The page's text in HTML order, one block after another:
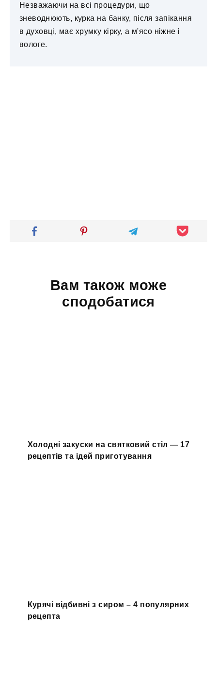
Незважаючи на всі процедури, що
зневоднюють, курка на банку, після запікання
в духовці, має хрумку кірку, а м'ясо ніжне і
вологе.
Вам також може
сподобатися
Холодні закуски на святковий стіл — 17
рецептів та ідей приготування
Курячі відбивні з сиром – 4 популярних
рецепта